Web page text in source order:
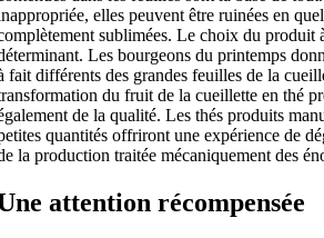
elles peuvent être ruinées en
sublimées. Le choix du produit
Les bourgeons du printemps
fait différents des grandes feuilles de la
du fruit de la cueillette en thé
de la qualité. Les thés produits
quantités offriront une expérience de
la production traitée mécaniquement des
attention récompensée